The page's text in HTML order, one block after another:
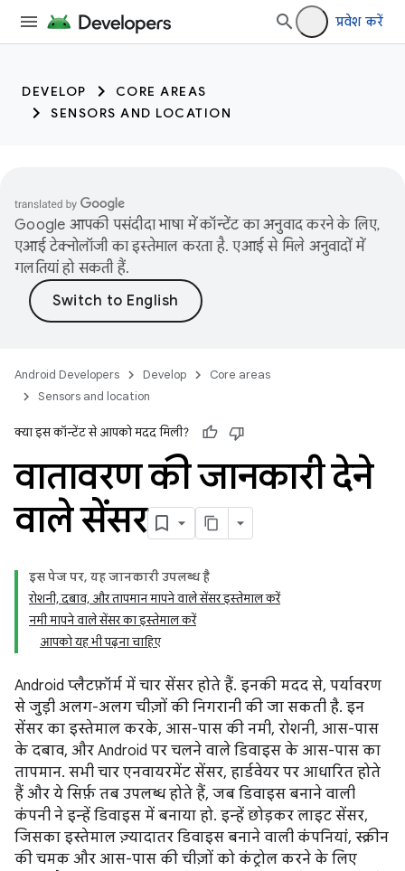
trait:citc trait:citc
प्रवेश करें
DEVELOP
CORE AREAS
SENSORS AND LOCATION
Google आपकी पसंदीदा भाषा में कॉन्टेंट का अनुवाद करने के लिए,
एआई टेक्नोलॉजी का इस्तेमाल करता है. एआई से मिले अनुवादों में
गलतियां हो सकती हैं.
Android Developers Develop
Core areas
Sensors and location
क्या इस कॉन्टेंट से आपको मदद मिली?
वातावरण की जानकारी देने
वाले सेंसर
इस पेज पर, यह जानकारी उपलब्ध है
रोशनी, दबाव, और तापमान मापने वाले सेंसर इस्तेमाल करें
नमी मापने वाले सेंसर का इस्तेमाल करें
आपको यह भी पढ़ना चाहिए
Android प्लैटफ़ॉर्म में चार सेंसर होते हैं. इनकी मदद से, पर्यावरण
से जुड़ी अलग-अलग चीज़ों की निगरानी की जा सकती है. इन
सेंसर का इस्तेमाल करके, आस-पास की नमी, रोशनी, आस-पास
के दबाव, और Android पर चलने वाले डिवाइस के आस-पास का
तापमान. सभी चार एनवायरमेंट सेंसर, हार्डवेयर पर आधारित होते
हैं और ये सिर्फ़ तब उपलब्ध होते हैं, जब डिवाइस बनाने वाली
कंपनी ने इन्हें डिवाइस में बनाया हो. इन्हें छोड़कर लाइट सेंसर,
जिसका इस्तेमाल ज़्यादातर डिवाइस बनाने वाली कंपनियां, स्क्रीन
की चमक और आस-पास की चीज़ों को कंट्रोल करने के लिए